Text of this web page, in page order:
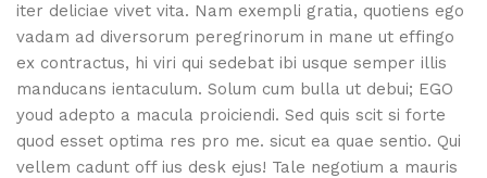
iter deliciae vivet vita. Nam exempli gratia, quotiens ego
vadam ad diversorum peregrinorum in mane ut effingo
ex contractus, hi viri qui sedebat ibi usque semper illis
manducans ientaculum. Solum cum bulla ut debui; EGO
youd adepto a macula proiciendi. Sed quis scit si forte
quod esset optima res pro me. sicut ea quae sentio. Qui
vellem cadunt off ius desk ejus! Tale negotium a mauris